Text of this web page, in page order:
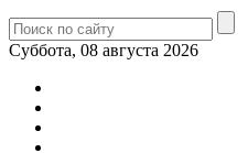
Суббота, 08 августа 2026